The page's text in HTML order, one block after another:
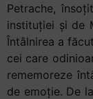
Petrache,
instituției și de
Întâlnirea a
cei care
rememoreze
de emoție. De